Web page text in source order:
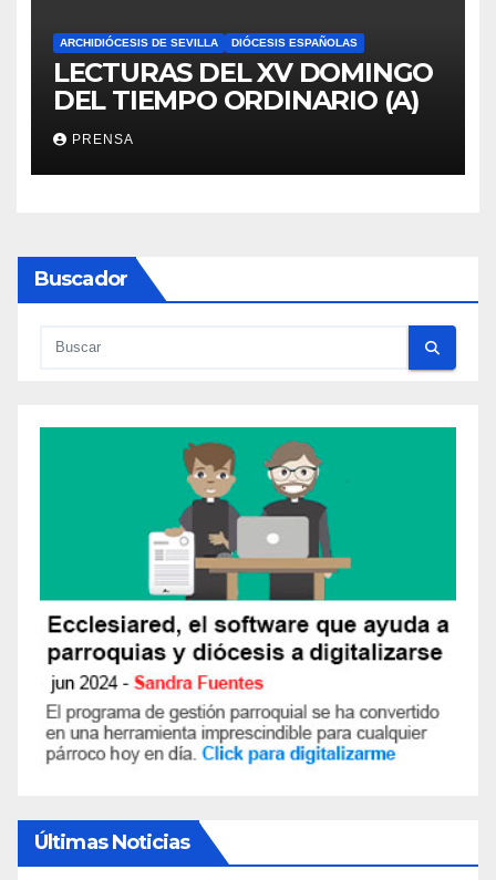
ARCHIDIÓCESIS DE SEVILLA DIÓCESIS ESPAÑOLAS
LECTURAS DEL XV DOMINGO
DEL TIEMPO ORDINARIO (A)
PRENSA
Buscador
Últimas Noticias